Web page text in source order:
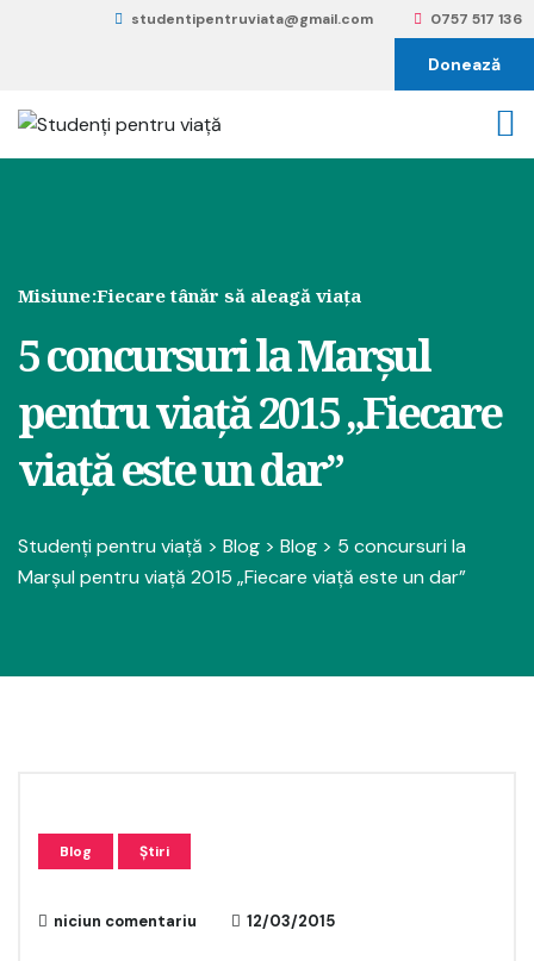
studentipentruviata@gmail.com 0757 517 136
Donează
Misiune:Fiecare tânăr să aleagă viața
5 concursuri la Marșul
pentru viață 2015 „Fiecare
viață este un dar”
Studenți pentru viață > Blog > Blog > 5 concursuri la
Marșul pentru viață 2015 „Fiecare viață este un dar”
Blog Știri
niciun comentariu 12/03/2015